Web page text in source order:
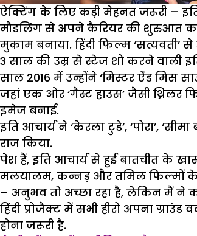
ऐक्टिंग के लिए कड़ी मेहनत जरूरी –
मौडलिंग से अपने कैरियर की शुरुआत
मुकाम बनाया. हिंदी फिल्म
3 साल की उम्र से स्टेज शो करने वाली
साल 2016 में उन्होंने ‘मिस्टर ऐंड मिस
जहां एक ओर ‘गैस्ट हाउस’ जैसी थ्रिलर
इमेज बनाई.
इति आचार्य ने ‘केरला टुडे’, ‘पोरा’,
राज किया.
पेश हैं, इति आचार्य से हुई बातचीत के
मलयालम, कन्नड़ और तमिल फिल्मों के
– अनुभव तो अच्छा रहा है, लेकिन मैं ने
हिंदी प्रोजैक्ट में सभी हीरो अपना
होना जरूरी है.